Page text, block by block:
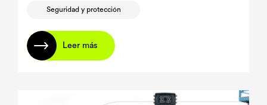
Seguridad y protección
Leer más